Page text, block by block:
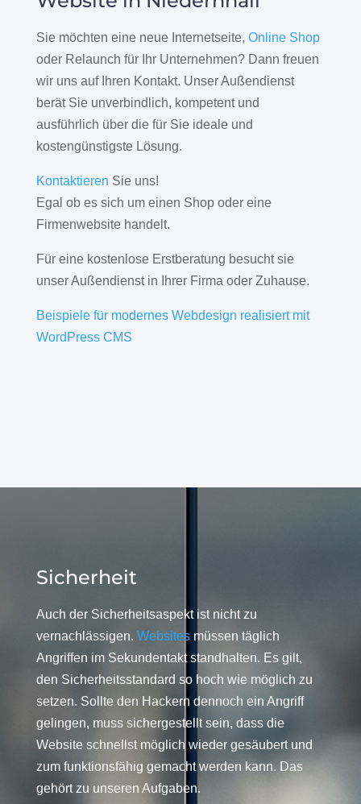
Sie möchten eine neue Internetseite, Online Shop
oder Relaunch für Ihr Unternehmen? Dann freuen
wir uns auf Ihren Kontakt. Unser Außendienst
berät Sie unverbindlich, kompetent und
ausführlich über die für Sie ideale und
kostengünstigste Lösung.
Kontaktieren Sie uns!
Egal ob es sich um einen Shop oder eine
Firmenwebsite handelt.
Für eine kostenlose Erstberatung besucht sie
unser Außendienst in Ihrer Firma oder Zuhause.
Beispiele für modernes Webdesign realisiert mit
WordPress CMS
Sicherheit
Auch der Sicherheitsaspekt ist nicht zu
vernachlässigen. Websitesmüssen täglich
Angriffen im Sekundentakt standhalten. Es gilt,
den Sicherheitsstandard so hoch wie möglich zu
setzen. Sollte den Hackern dennoch ein Angriff
gelingen, muss sichergestellt sein, dass die
Website schnellst möglich wieder gesäubert und
zum funktionsfähig gemacht werden kann. Das
gehört zu unseren Aufgaben.